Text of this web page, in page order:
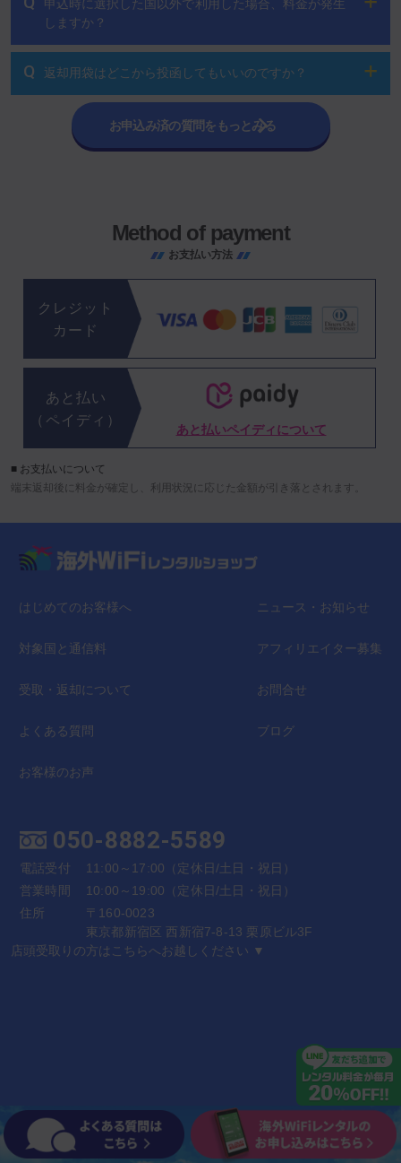
申込時に選択した国以外で利用した場合、料金が発生
しますか？
Q 返却用袋はどこから投函してもいいのですか？
お申込み済の質問をもっとみる
Method of payment
お支払い方法
クレジット
カード
あと払い
（ペイディ）
あと払いペイディについて
■ お支払いについて
端末返却後に料金が確定し、利用状況に応じた金額が引き落とされます。
はじめてのお客様へ
対象国と通信料
受取・返却について
よくある質問
お客様のお声
ニュース・お知らせ
アフィリエイター募集
お問合せ
ブログ
050-8882-5589
電話受付
11:00～17:00（定休日/土日・祝日）
営業時間
10:00～19:00（定休日/土日・祝日）
住所
〒160-0023
東京都新宿区 西新宿7-8-13 栗原ビル3F
店頭受取りの方はこちらへお越しください ▼